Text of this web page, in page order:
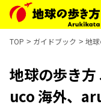
TOP ガイドブック 地
地球の歩き
uco 海外、